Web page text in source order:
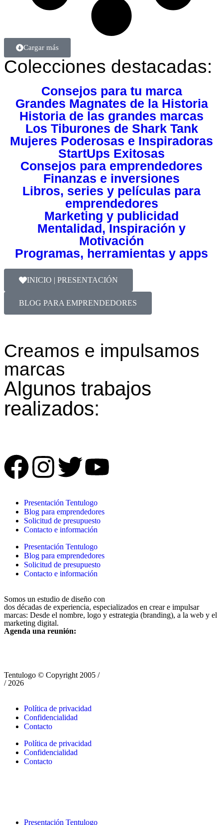
Cargar más
Colecciones destacadas:
Consejos para tu marca
Grandes Magnates de la Historia
Historia de las grandes marcas
Los Tiburones de Shark Tank
Mujeres Poderosas e Inspiradoras
StartUps Exitosas
Consejos para emprendedores
Finanzas e inversiones
Libros, series y películas para
emprendedores
Marketing y publicidad
Mentalidad, Inspiración y
Motivación
Programas, herramientas y apps
INICIO | PRESENTACIÓN
BLOG PARA EMPRENDEDORES
Creamos e impulsamos
marcas
Algunos trabajos
realizados:
Presentación Tentulogo
Blog para emprendedores
Solicitud de presupuesto
Contacto e información
Presentación Tentulogo
Blog para emprendedores
Solicitud de presupuesto
Contacto e información
Somos un estudio de diseño con
dos décadas de experiencia, especializados en crear e impulsar
marcas: Desde el nombre, logo y estrategia (branding), a la web y el
marketing digital.
Agenda una reunión:
Tentulogo © Copyright 2005 /
/ 2026
Política de privacidad
Confidencialidad
Contacto
Política de privacidad
Confidencialidad
Contacto
Presentación Tentulogo